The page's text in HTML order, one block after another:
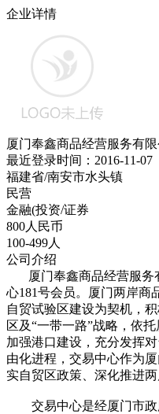
企业详情
厦门奉鑫商品经营服务有限
最近登录时间：2016-11-07
福建省/南安市水头镇
民营
金融(投资/证券
800人民币
100-499人
公司介绍
厦门奉鑫商品经营服务
心181号会员。厦门两岸商
自贸试验区建设为契机，
区及“一带一路”战略，依
加强港口建设，充分发挥
由化进程，交易中心作为
实自贸区政策、深化推进两
交易中心是经厦门市政